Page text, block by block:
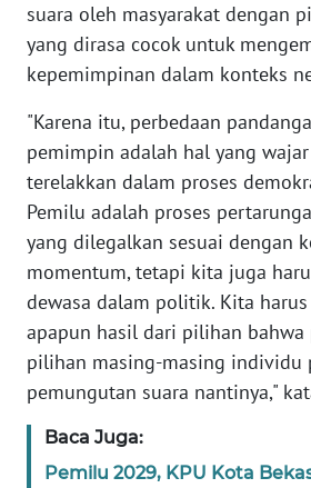
suara oleh masyarakat dengan
yang dirasa cocok untuk
kepemimpinan dalam konteks
"Karena itu, perbedaan
pemimpin adalah hal yang
terelakkan dalam proses
Pemilu adalah proses
yang dilegalkan sesuai dengan
momentum, tetapi kita juga
dewasa dalam politik. Kita
apapun hasil dari pilihan
pilihan masing-masing individu
pemungutan suara nantinya,"
Baca Juga:
Pemilu 2029, KPU Kota
WN
RIAU
SERAMBI
WN
JAMBI
SULTRA
WN
NTB
SULTENG